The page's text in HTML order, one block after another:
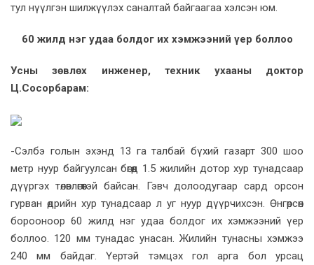
тул нүүлгэн шилжүүлэх саналтай байгаагаа хэлсэн юм.
60 жилд нэг удаа болдог их хэмжээний үер боллоо
Усны зөвлөх инженер, техник ухааны доктор
Ц.Сосорбарам:
-Сэлбэ голын эхэнд 13 га талбай бүхий газарт 300 шоо
метр нуур байгуулсан бөгөөд 1.5 жилийн дотор хур тунадсаар
дүүргэх төлөвлөгөөтэй байсан. Гэвч долоодугаар сард орсон
гурван өдрийн хур тунадсаар л уг нуур дүүрчихсэн. Өнгөрсөн
борооноор 60 жилд нэг удаа болдог их хэмжээний үер
боллоо. 120 мм тунадас унасан. Жилийн тунасны хэмжээ
240 мм байдаг. Үертэй тэмцэх гол арга бол урсац